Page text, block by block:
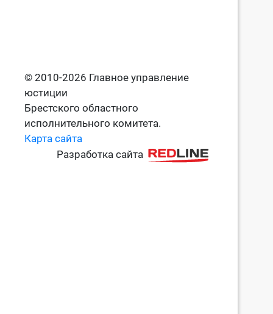
© 2010-2026 Главное управление
юстиции
Брестского областного
исполнительного комитета.
Карта сайта
Разработка сайта